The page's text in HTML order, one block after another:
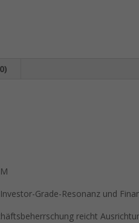
Grade-Resonanz und
reicht